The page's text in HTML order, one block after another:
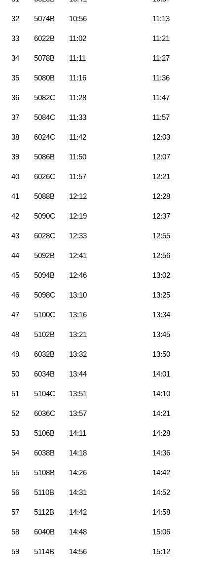
32 5074B 10:56 11:13
33 6022B 11:02 11:21
34 5078B 11:11 11:27
35 5080B 11:16 11:36
36 5082C 11:28 11:47
37 5084C 11:33 11:57
38 6024C 11:42 12:03
39 5086B 11:50 12:07
40 6026C 11:57 12:21
41 5088B 12:12 12:28
42 5090C 12:19 12:37
43 6028C 12:33 12:55
44 5092B 12:41 12:56
45 5094B 12:46 13:02
46 5098C 13:10 13:25
47 5100C 13:16 13:34
48 5102B 13:21 13:45
49 6032B 13:32 13:50
50 6034B 13:44 14:01
51 5104C 13:51 14:10
52 6036C 13:57 14:21
53 5106B 14:11 14:28
54 6038B 14:18 14:36
55 5108B 14:26 14:42
56 5110B 14:31 14:52
57 5112B 14:42 14:58
58 6040B 14:48 15:06
59 5114B 14:56 15:12